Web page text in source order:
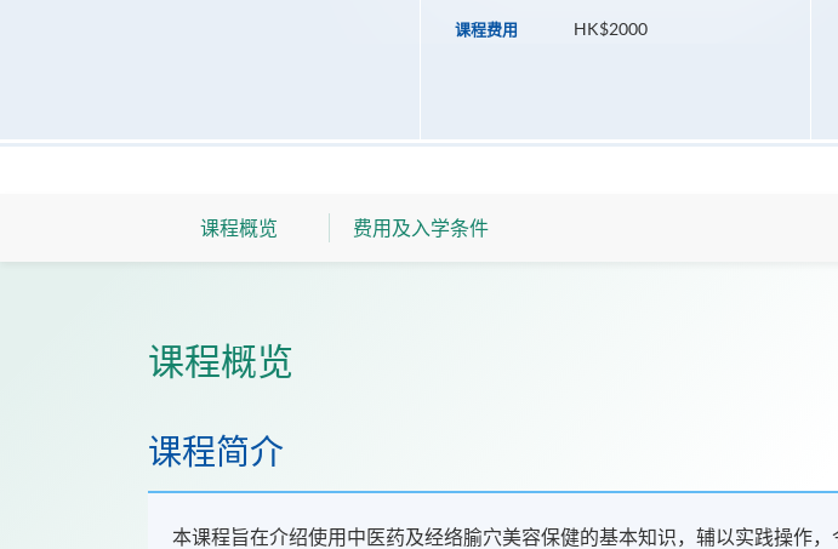
课程费用 HK$2000
课程概览 费用及入学条件
课程概览
课程简介
本课程旨在介绍使用中医药及经络腧穴美容保健的基本知识，辅以实践操作，